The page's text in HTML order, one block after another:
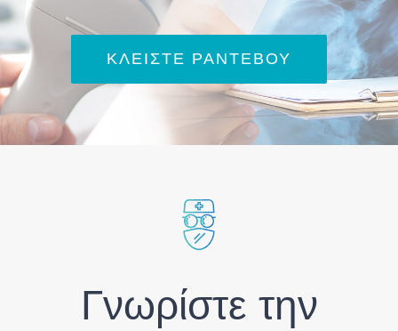
ΚΛΕΊΣΤΕ ΡΑΝΤΕΒΟΎ
Γνωρίστε την